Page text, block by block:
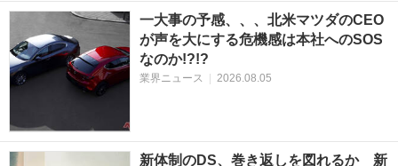
一大事の予感、、、北米マツダのCEO
が声を大にする危機感は本社へのSOS
なのか!?!?
業界ニュース | 2026.08.05
新体制のDS、巻き返しを図れるか 新